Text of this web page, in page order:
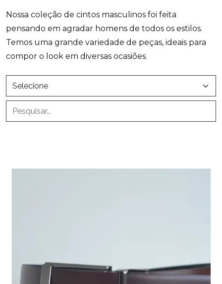
Nossa coleção de cintos masculinos foi feita
pensando em agradar homens de todos os estilos.
Temos uma grande variedade de peças, ideais para
compor o look em diversas ocasiões.